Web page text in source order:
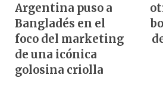
Argentina puso a
Bangladés en el
foco del marketing
de una icónica
golosina criolla